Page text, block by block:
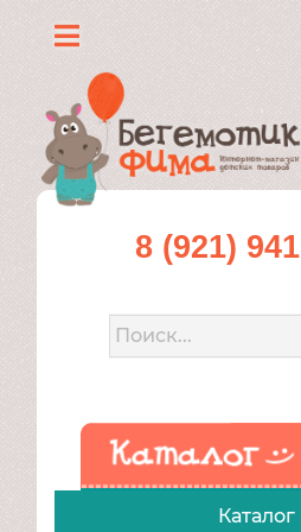
Каталог
О
нас
Доставка
Контакты
8 (921)
Каталог